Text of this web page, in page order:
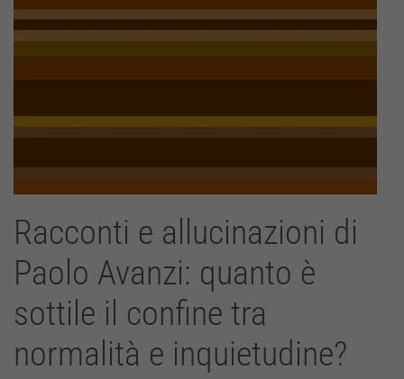
Racconti e allucinazioni di
Paolo Avanzi: quanto è
sottile il confine tra
normalità e inquietudine?